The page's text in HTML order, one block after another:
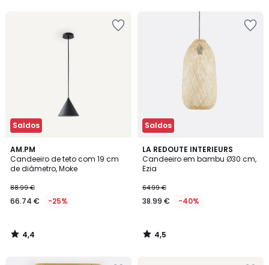
Saldos
AM.PM
Candeeiro de teto com 19 cm
de diâmetro, Moke
88.99 €
66.74 € -25%
4,4
/ 5
4,4
/
Saldos
LA REDOUTE INTERIEURS
Candeeiro em bambu Ø30 cm,
Ezia
64.99 €
38.99 € -40%
4,5
/ 5
4,5
/